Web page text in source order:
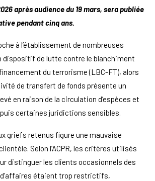
après audience du 19 mars, sera publiée
pendant cinq ans.
à l’établissement de nombreuses
dispositif de lutte contre le blanchiment
du terrorisme (LBC-FT), alors
de transfert de fonds présente un
en raison de la circulation d’espèces et
certaines juridictions sensibles.
griefs retenus figure une mauvaise
Selon l’ACPR, les critères utilisés
distinguer les clients occasionnels des
étaient trop restrictifs,